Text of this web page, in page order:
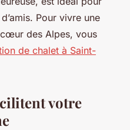
Pour vivre une
des Alpes, vous
de chalet à Saint-
votre